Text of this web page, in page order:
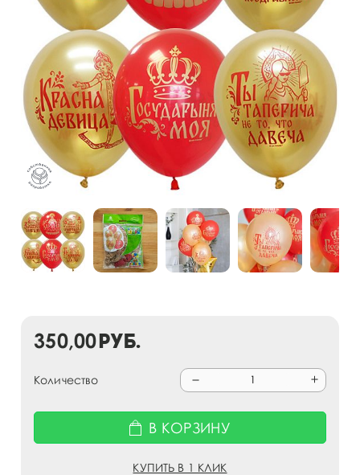
350,00руб.
Количество
В КОРЗИНУ
КУПИТЬ В 1 КЛИК